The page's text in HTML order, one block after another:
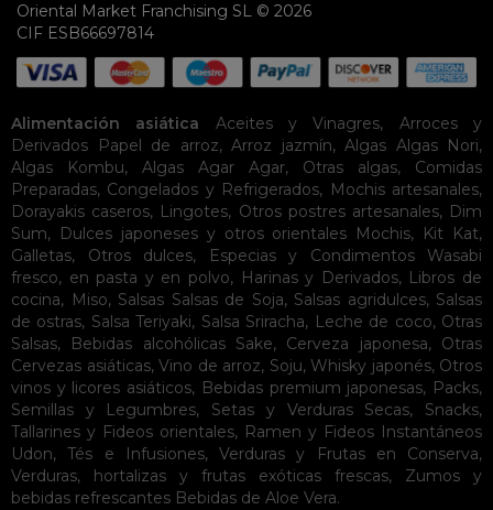
Oriental Market Franchising SL © 2026
CIF ESB66697814
Alimentación asiática Aceites y Vinagres, Arroces y
Derivados
Papel de arroz, Arroz jazmín, Algas Algas Nori,
Algas Kombu, Algas Agar Agar, Otras algas, Comidas
Preparadas, Congelados y Refrigerados, Mochis artesanales,
Dorayakis caseros, Lingotes, Otros postres artesanales, Dim
Sum, Dulces japoneses y otros orientales Mochis, Kit Kat,
Galletas, Otros dulces, Especias y Condimentos
Wasabi
fresco, en pasta y en polvo, Harinas y Derivados, Libros de
cocina, Miso, Salsas Salsas de Soja, Salsas agridulces, Salsas
de ostras, Salsa Teriyaki, Salsa Sriracha, Leche de coco, Otras
Salsas, Bebidas alcohólicas Sake, Cerveza japonesa, Otras
Cervezas asiáticas, Vino de arroz, Soju, Whisky japonés, Otros
vinos y licores asiáticos, Bebidas premium japonesas, Packs,
Semillas y Legumbres, Setas y Verduras Secas, Snacks,
Tallarines y Fideos orientales, Ramen y Fideos Instantáneos
Udon,Tés e Infusiones, Verduras y Frutas en Conserva,
Verduras, hortalizas y frutas exóticas frescas, Zumos y
bebidas refrescantes Bebidas de Aloe Vera.